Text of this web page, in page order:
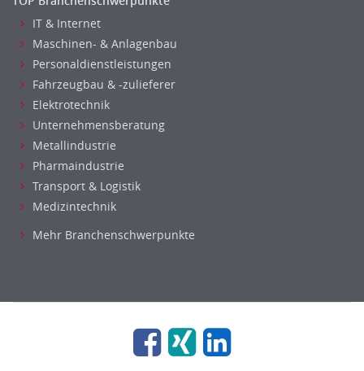
Raumgestaltung
Reiseverkehr, Touristik
Sicherheitsdienste, Schutzdienste
Automatisierungstechnik
Bauwesen
Elektrotechnik, Elektronik
Energie und Umwelttechnik
Entwicklung
Fahrzeugtechnik
Fertigungstechnik
gebaeude-versorgungs-sicherheitstechnik
Luft- und Raumfahrttechnik
IT & Internet
Maschinen- & Anlagenbau
Personaldienstleistungen
Fahrzeugbau & -zulieferer
Elektrotechnik
Unternehmensberatung
Metallindustrie
Pharmaindustrie
Transport & Logistik
Medizintechnik
Mehr Branchenschwerpunkte